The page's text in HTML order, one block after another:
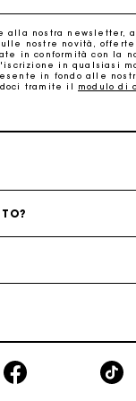
il modo migliore
perfetto
offerta
3 rate senza
& Resi gratuiti
il mio ordine
alla nostra newsletter,
nostre novità,
in conformità con la
in qualsiasi
in fondo alle
tramite il modulo di